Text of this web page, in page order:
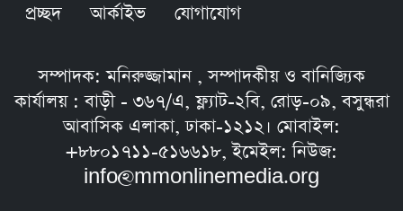
প্রচ্ছদ আর্কাইভ যোগাযোগ
সম্পাদক: মনিরুজ্জামান , সম্পাদকীয় ও বানিজ্যিক
কার্যালয় : বাড়ী - ৩৬৭/এ, ফ্ল্যাট-২বি, রোড়-০৯, বসুন্ধরা
আবাসিক এলাকা, ঢাকা-১২১২। মোবাইল:
+৮৮০১৭১১-৫১৬৬১৮, ইমেইল: নিউজ:
info@mmonlinemedia.org